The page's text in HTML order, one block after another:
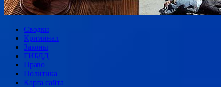
Сводки
Криминал
Законы
ГИБДД
Право
Политика
Карта сайта